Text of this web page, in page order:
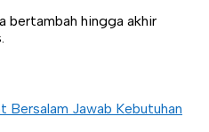
bertambah hingga akhir
Bersalam Jawab Kebutuhan